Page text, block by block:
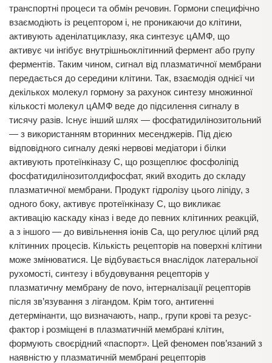
транспортні процеси та обмін речовин. Гормони специфічно
взаємодіють із рецептором і, не проникаючи до клітини,
активують аденілатциклазу, яка синтезує цАМФ, що
активує чи інгібує внутрішньоклітинний фермент або групу
ферментів. Таким чином, сигнал від плазматичної мембрани
передається до середини клітини. Так, взаємодія однієї чи
декількох молекул гормону за рахунок синтезу множинної
кількості молекул цАМФ веде до підсилення сигналу в
тисячу разів. Існує інший шлях — фосфатидилінозитольний
— з використанням вторинних месенджерів. Під дією
відповідного сигналу деякі нервові медіатори і білки
активують протеїнкіназу С, що розщеплює фосфоліпід
фосфатидилінозитолдифосфат, який входить до складу
плазматичної мембрани. Продукт гідролізу цього ліпіду, з
одного боку, активує протеїнкіназу С, що викликає
активацію каскаду кіназ і веде до певних клітинних реакцій,
а з іншого — до вивільнення іонів Са, що регулює цілий ряд
клітинних процесів. Кількість рецепторів на поверхні клітини
може змінюватися. Це відбувається внаслідок латеральної
рухомості, синтезу і вбудовування рецепторів у
плазматичну мембрану de novo, інтерналізації рецепторів
після зв’язування з лігандом. Крім того, антигенні
детермінанти, що визначають, напр., групи крові та резус-
фактор і розміщені в плазматичній мембрані клітин,
формують своєрідний «паспорт». Цей феномен пов’язаний з
наявністю у плазматичній мембрані рецепторів